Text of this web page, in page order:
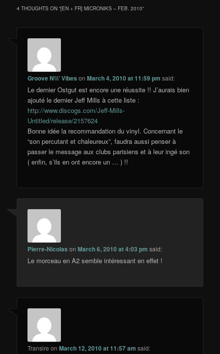
4 THOUGHTS ON “[EN + FR] MICRONIKS – FEB. 2010”
Groove N\\\' Vibes onMarch 4, 2010 at 11:59 pm said:
Le dernier Ostgut est encore une réussite !! J’aurais bien
ajouté le dernier Jeff Mills à cette liste :
http://www.discogs.com/Jeff-Mills-
Untitled/release/2157624
Bonne idée la recommandation du vinyl. Concernant le
“son percutant et chaleureux”, faudra aussi penser à
passer le message aux clubs parisiens et à leur ingé son
( enfin, s’ils en ont encore un … ) !!
Pierre-Nicolas onMarch 6, 2010 at 4:03 pm said:
Le morceau en A2 semble intéressant en effet !
Transire onMarch 12, 2010 at 11:57 am said: